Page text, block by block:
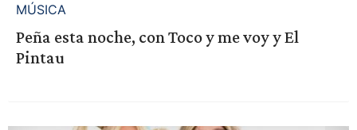
MÚSICA
Peña esta noche, con Toco y me voy y El
Pintau